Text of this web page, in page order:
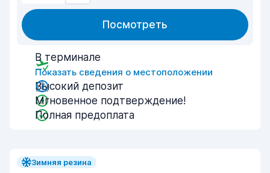
Посмотреть
В терминале
Показать сведения о местоположении
Высокий депозит
Мгновенное подтверждение!
Полная предоплата
Зимняя резина